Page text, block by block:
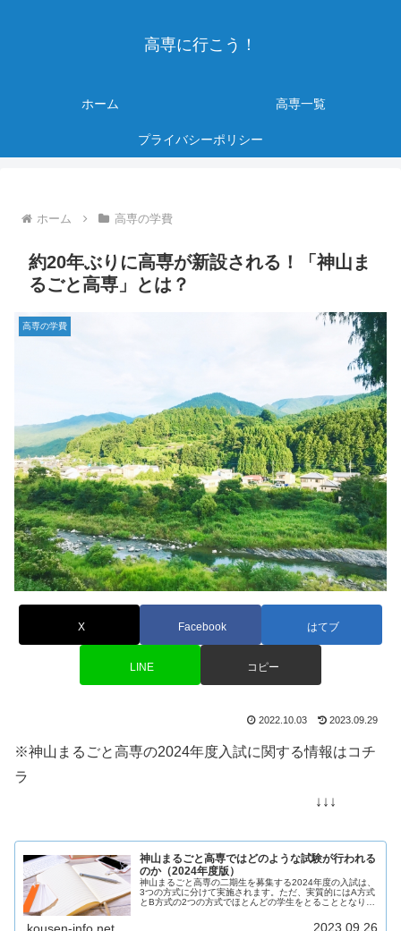
高専に行こう！
ホーム 高専一覧
プライバシーポリシー
ホーム 高専の学費
約20年ぶりに高専が新設される！「神山ま
るごと高専」とは？
高専の学費
X Facebook はてブ
LINE コピー
2022.10.03 2023.09.29
※神山まるごと高専の2024年度入試に関する情報はコチ
ラ
↓↓↓
神山まるごと高専ではどのような試験が行われる
のか（2024年度版）
神山まるごと高専の二期生を募集する2024年度の入試は、
3つの方式に分けて実施されます。ただ、実質的にはA方式
とB方式の2つの方式でほとんどの学生をとることとなりま
2023.09.26